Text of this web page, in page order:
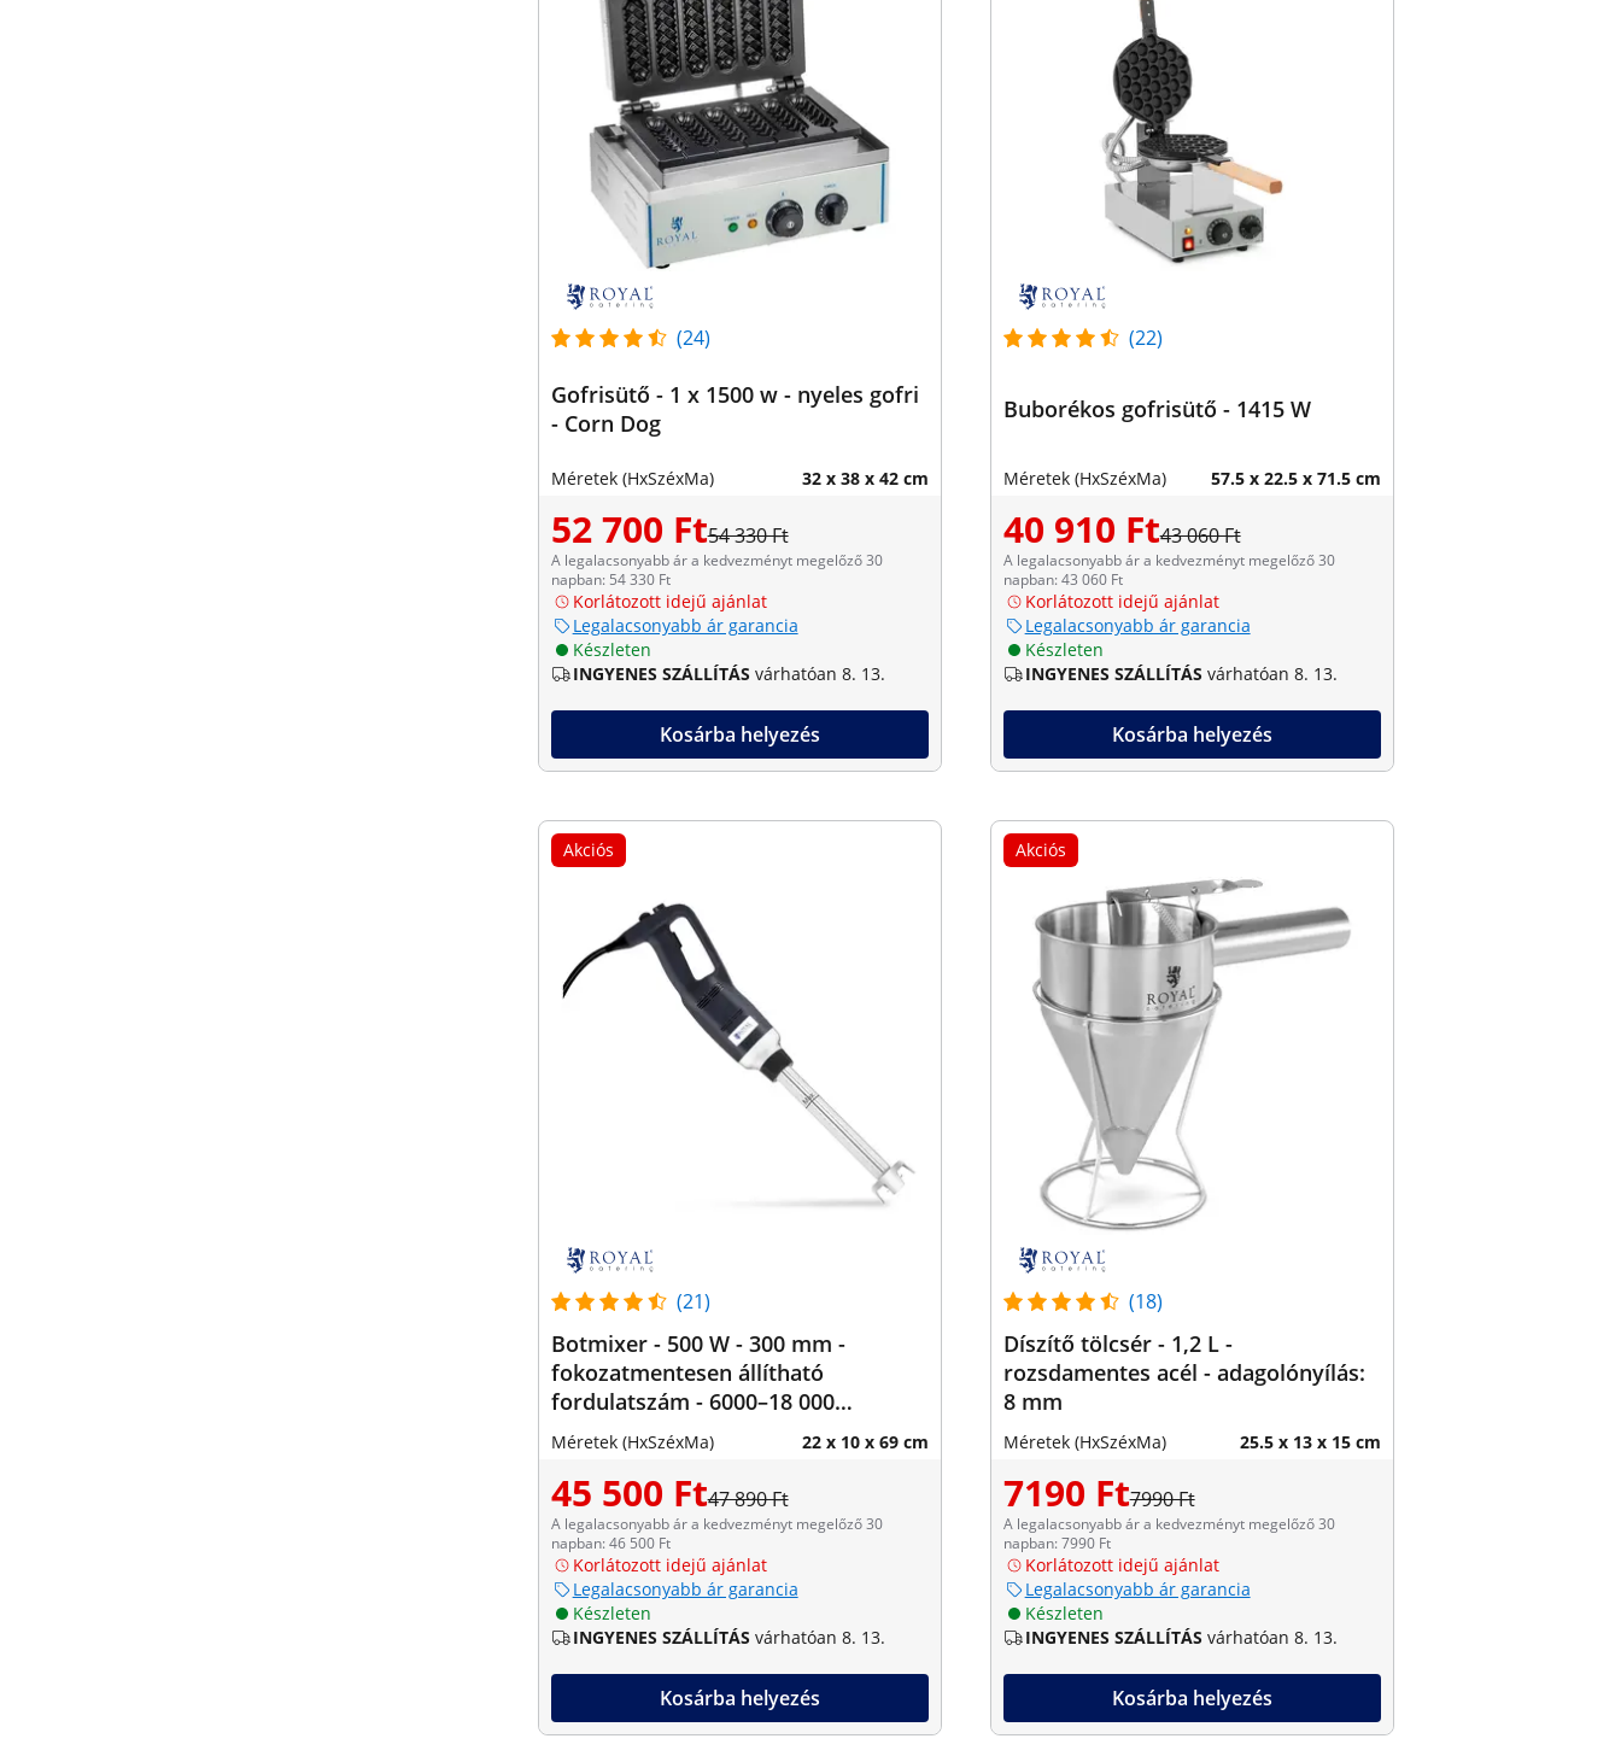
(24)
Gofrisütő - 1 x 1500 w - nyeles gofri
- Corn Dog
Méretek (HxSzéxMa) 32 x 38 x 42 cm
52 700 Ft54 330 Ft
A legalacsonyabb ár a kedvezményt megelőző 30
napban: 54 330 Ft
Korlátozott idejű ajánlat
Legalacsonyabb ár garancia
Készleten
INGYENES SZÁLLÍTÁS várhatóan 8. 13.
Kosárba helyezés
(22)
Buborékos gofrisütő - 1415 W
Méretek (HxSzéxMa) 57.5 x 22.5 x 71.5 cm
40 910 Ft43 060 Ft
A legalacsonyabb ár a kedvezményt megelőző 30
napban: 43 060 Ft
Korlátozott idejű ajánlat
Legalacsonyabb ár garancia
Készleten
INGYENES SZÁLLÍTÁS várhatóan 8. 13.
Kosárba helyezés
Akciós
(21)
Botmixer - 500 W - 300 mm -
fokozatmentesen állítható
fordulatszám - 6000–18 000
fordulat/perc
Méretek (HxSzéxMa) 22 x 10 x 69 cm
45 500 Ft47 890 Ft
A legalacsonyabb ár a kedvezményt megelőző 30
napban: 46 500 Ft
Korlátozott idejű ajánlat
Legalacsonyabb ár garancia
Készleten
INGYENES SZÁLLÍTÁS várhatóan 8. 13.
Kosárba helyezés
Akciós
(18)
Díszítő tölcsér - 1,2 L -
rozsdamentes acél - adagolónyílás:
8 mm
Méretek (HxSzéxMa) 25.5 x 13 x 15 cm
7190 Ft7990 Ft
A legalacsonyabb ár a kedvezményt megelőző 30
napban: 7990 Ft
Korlátozott idejű ajánlat
Legalacsonyabb ár garancia
Készleten
INGYENES SZÁLLÍTÁS várhatóan 8. 13.
Kosárba helyezés